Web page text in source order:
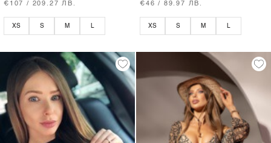
€107 / 209.27 ЛВ.
XS S M L
€46 / 89.97 ЛВ.
XS S M L